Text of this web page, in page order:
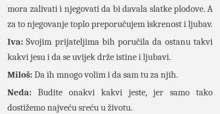
mora zalivati i njegovati da bi davala slatke plodove. A
za to njegovanje toplo preporučujem iskrenost i ljubav.
Iva: Svojim prijateljima bih poručila da ostanu takvi
kakvi jesu i da se uvijek drže istine i ljubavi.
Miloš: Da ih mnogo volim i da sam tu za njih.
Neda:
Budite onakvi kakvi jeste, jer samo tako
dostižemo najveću sreću u životu.